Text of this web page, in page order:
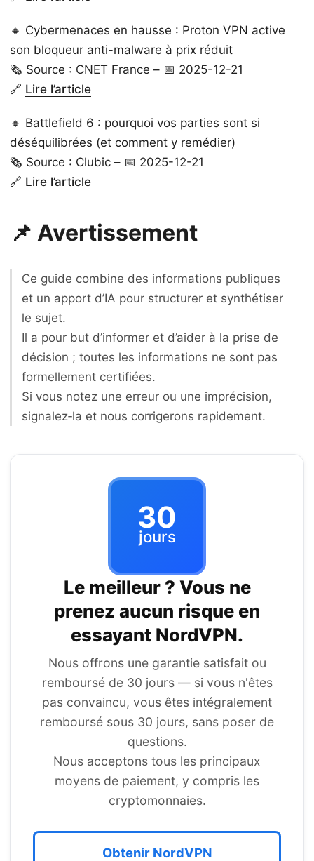
🔸 Cybermenaces en hausse : Proton VPN active
son bloqueur anti-malware à prix réduit
🗞️ Source : CNET France – 📅 2025-12-21
🔗 Lire l’article
🔸 Battlefield 6 : pourquoi vos parties sont si
déséquilibrées (et comment y remédier)
🗞️ Source : Clubic – 📅 2025-12-21
🔗 Lire l’article
📌 Avertissement
Ce guide combine des informations publiques
et un apport d’IA pour structurer et synthétiser
le sujet.
Il a pour but d’informer et d’aider à la prise de
décision ; toutes les informations ne sont pas
formellement certifiées.
Si vous notez une erreur ou une imprécision,
signalez‑la et nous corrigerons rapidement.
30
jours
Le meilleur ? Vous ne
prenez aucun risque en
essayant NordVPN.
Nous offrons une garantie satisfait ou
remboursé de 30 jours — si vous n'êtes
pas convaincu, vous êtes intégralement
remboursé sous 30 jours, sans poser de
questions.
Nous acceptons tous les principaux
moyens de paiement, y compris les
cryptomonnaies.
Obtenir NordVPN